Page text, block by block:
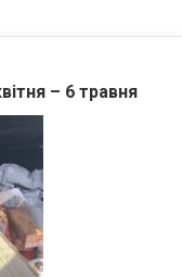
– 6 травня